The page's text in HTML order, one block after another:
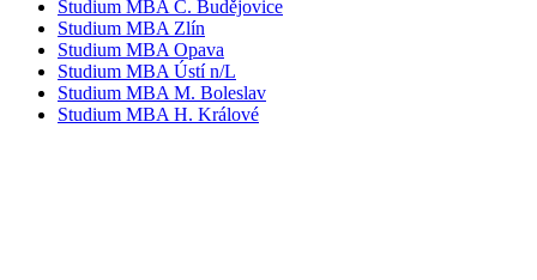
Studium MBA Č. Budějovice
Studium MBA Zlín
Studium MBA Opava
Studium MBA Ústí n/L
Studium MBA M. Boleslav
Studium MBA H. Králové